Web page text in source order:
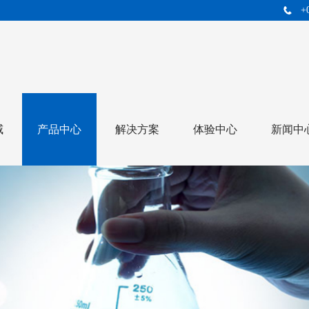
产品中心 解决方案 体验中心 新闻中